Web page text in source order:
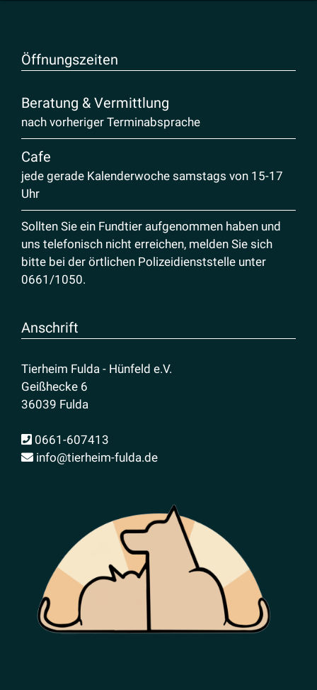
Öffnungs­zeiten
Beratung & Vermittlung
nach vorheriger Terminabsprache
Cafe
jede gerade Kalenderwoche samstags von 15-17
Uhr
Sollten Sie ein Fundtier aufgenommen haben und
uns telefonisch nicht erreichen, melden Sie sich
bitte bei der örtlichen Polizeidienststelle unter
0661/1050.
Anschrift
Tierheim Fulda - Hünfeld e.V.
Geißhecke 6
36039 Fulda
0661-607413
info@tierheim-fulda.de